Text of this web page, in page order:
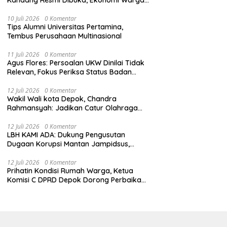
10 Juli 2026 0 Komentar
Tips Alumni Universitas Pertamina,
Tembus Perusahaan Multinasional
11 Juli 2026 0 Komentar
Agus Flores: Persoalan UKW Dinilai Tidak
Relevan, Fokus Periksa Status Badan
12 Juli 2026 0 Komentar
Wakil Wali kota Depok, Chandra
Rahmansyah: Jadikan Catur Olahraga
12 Juli 2026 0 Komentar
LBH KAMI ADA: Dukung Pengusutan
Dugaan Korupsi Mantan Jampidsus,
Berintegritas
12 Juli 2026 0 Komentar
Prihatin Kondisi Rumah Warga, Ketua
Komisi C DPRD Depok Dorong Perbaikan